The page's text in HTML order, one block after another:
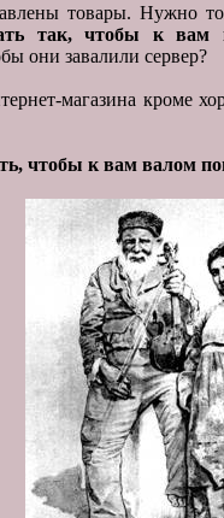
товары. Нужно
так, чтобы к вам
они завалили сервер?
магазина кроме
чтобы к вам валом